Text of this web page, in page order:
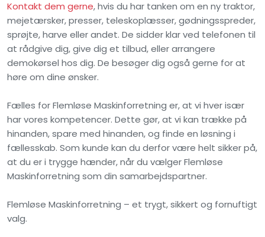
Kontakt dem gerne, hvis du har tanken om en ny traktor,
mejetærsker, presser, teleskoplæsser, gødningsspreder,
sprøjte, harve eller andet. De sidder klar ved telefonen til
at rådgive dig, give dig et tilbud, eller arrangere
demokørsel hos dig. De besøger dig også gerne for at
høre om dine ønsker.
Fælles for Flemløse Maskinforretning er, at vi hver især
har vores kompetencer. Dette gør, at vi kan trække på
hinanden, spare med hinanden, og finde en løsning i
fællesskab. Som kunde kan du derfor være helt sikker på,
at du er i trygge hænder, når du vælger Flemløse
Maskinforretning som din samarbejdspartner.
Flemløse Maskinforretning – et trygt, sikkert og fornuftigt
valg.